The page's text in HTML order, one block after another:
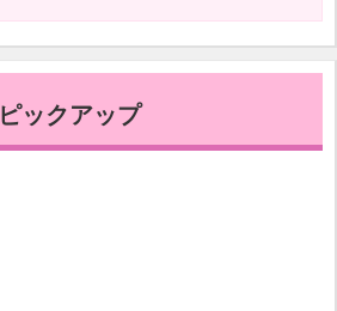
ピックアップ